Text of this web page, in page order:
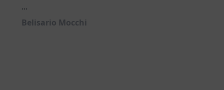
...
Belisario Mocchi